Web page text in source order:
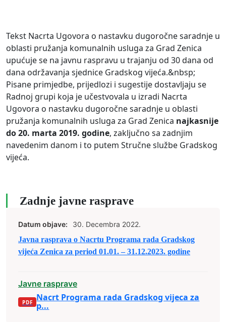
Tekst Nacrta Ugovora o nastavku dugoročne saradnje u
oblasti pružanja komunalnih usluga za Grad Zenica
upućuje se na javnu raspravu u trajanju od 30 dana od
dana održavanja sjednice Gradskog vijeća.&nbsp;
Pisane primjedbe, prijedlozi i sugestije dostavljaju se
Radnoj grupi koja je učestvovala u izradi Nacrta
Ugovora o nastavku dugoročne saradnje u oblasti
pružanja komunalnih usluga za Grad Zenica najkasnije
do 20. marta 2019. godine, zaključno sa zadnjim
navedenim danom i to putem Stručne službe Gradskog
vijeća.
Zadnje javne rasprave
Datum objave:
30. Decembra 2022.
Javna rasprava o Nacrtu Programa rada Gradskog
vijeća Zenica za period 01.01. – 31.12.2023. godine
Javne rasprave
Nacrt Programa rada Gradskog vijeca za
p...